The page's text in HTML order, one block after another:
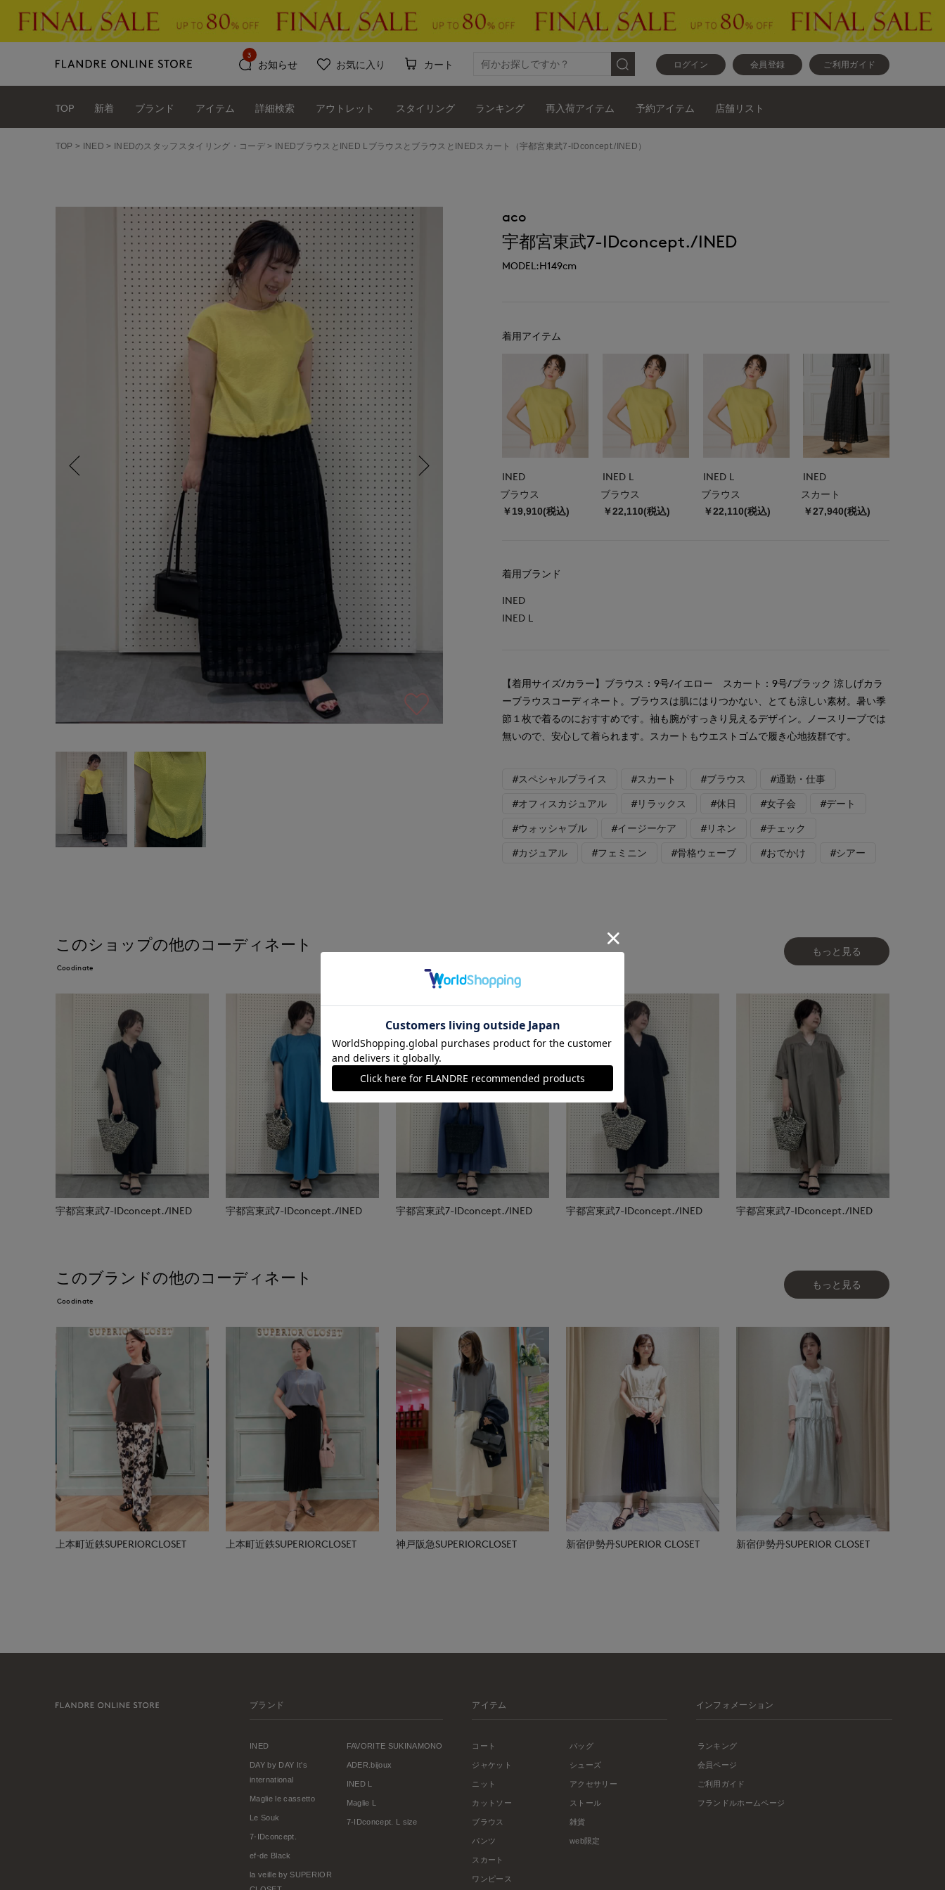
ログイン 会員登録 ご利用ガイド
お知らせ
3
お気に入り カート
TOP 新着 ブランド アイテム 詳細検索 アウトレット スタイリング ランキング 再入荷アイテム 予約アイテム 店舗リスト
TOP INED INEDのスタッフスタイリング・コーデ INEDブラウスとINED LブラウスとブラウスとINEDスカート（宇都宮東武7-IDconcept./INED）
aco
宇都宮東武7-IDconcept./INED
MODEL:H149cm
着用アイテム
INED
ブラウス
￥19,910(税込)
INED L
ブラウス
￥22,110(税込)
INED L
ブラウス
￥22,110(税込)
INED
スカート
￥27,940(税込)
着用ブランド
INED
INED L
【着用サイズ/カラー】ブラウス：9号/イエロー スカート：9号/ブラック 涼しげカラ
ーブラウスコーディネート。ブラウスは肌にはりつかない、とても涼しい素材。暑い季
節１枚で着るのにおすすめです。袖も腕がすっきり見えるデザイン。ノースリーブでは
無いので、安心して着られます。スカートもウエストゴムで履き心地抜群です。
#スペシャルプライス #スカート #ブラウス #通勤・仕事
#オフィスカジュアル #リラックス #休日 #女子会 #デート
#ウォッシャブル #イージーケア #リネン #チェック
#カジュアル #フェミニン #骨格ウェーブ #おでかけ #シアー
このショップの他のコーディネート
Coodinate
もっと見る
宇都宮東武7-IDconcept./INED 宇都宮東武7-IDconcept./INED 宇都宮東武7-IDconcept./INED 宇都宮東武7-IDconcept./INED 宇都宮東武7-IDconcept./INED
このブランドの他のコーディネート
Coodinate
もっと見る
上本町近鉄SUPERIORCLOSET 上本町近鉄SUPERIORCLOSET 神戸阪急SUPERIORCLOSET 新宿伊勢丹SUPERIOR CLOSET 新宿伊勢丹SUPERIOR CLOSET
ブランド
INED
DAY by DAY It's
international
Maglie le cassetto
Le Souk
7-IDconcept.
ef-de Black
la veille by SUPERIOR
FAVORITE SUKINAMONO
ADER.bijoux
INED L
Maglie L
7-IDconcept. L size
アイテム
コート
ジャケット
ニット
カットソー
ブラウス
パンツ
スカート
ワンピース
バッグ
シューズ
アクセサリー
ストール
雑貨
web限定
インフォメーション
ランキング
会員ページ
ご利用ガイド
フランドルホームページ